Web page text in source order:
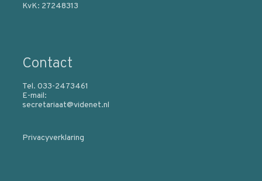
KvK: 27248313
Contact
Tel. 033-2473461
E-mail:
secretariaat@videnet.nl
Privacyverklaring